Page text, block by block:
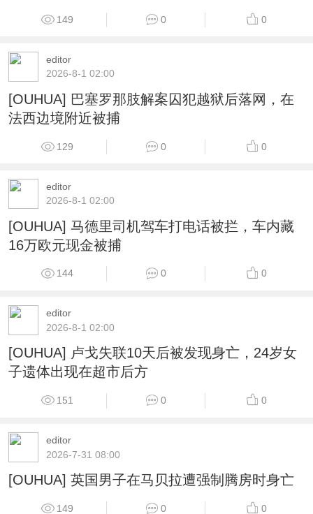
149 0 0
editor
2026-8-1 02:00
[OUHUA] 巴塞罗那肢解案囚犯越狱后落网，在
法西边境附近被捕
129 0 0
editor
2026-8-1 02:00
[OUHUA] 马德里司机驾车打电话被拦，车内藏
16万欧元现金被捕
144 0 0
editor
2026-8-1 02:00
[OUHUA] 卢戈失联10天后被发现身亡，24岁女
子遗体出现在超市后方
151 0 0
editor
2026-7-31 08:00
[OUHUA] 英国男子在马贝拉遭强制腾房时身亡
149 0 0